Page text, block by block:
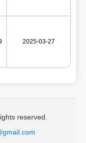
2025-03-27
reserved.